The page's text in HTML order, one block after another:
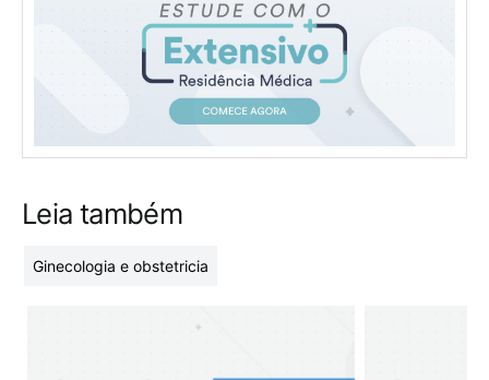
Leia também
Ginecologia e obstetricia